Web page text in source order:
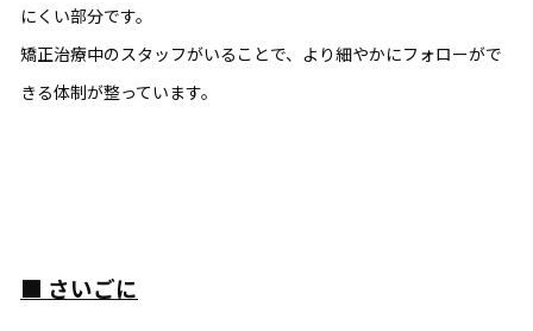
にくい部分です。
矯正治療中のスタッフがいることで、より細やかにフォローがで
きる体制が整っています。
■ さいごに